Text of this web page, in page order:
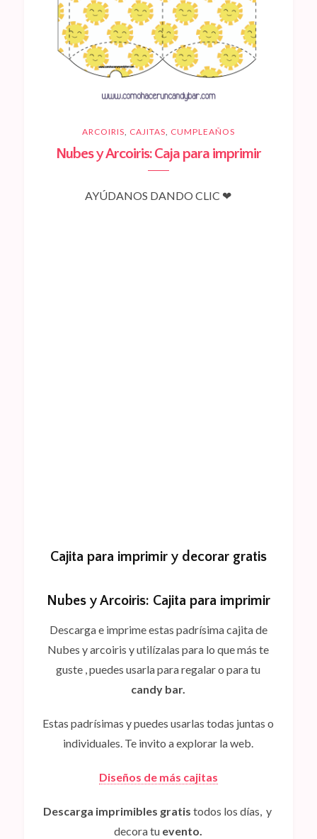
ARCOIRIS, CAJITAS, CUMPLEAÑOS
Nubes y Arcoiris: Caja para imprimir
AYÚDANOS DANDO CLIC ❤
Cajita para imprimir y decorar gratis
Nubes y Arcoiris: Cajita para imprimir
Descarga e imprime estas padrísima cajita de
Nubes y arcoiris y utilízalas para lo que más te
guste , puedes usarla para regalar o para tu
candy bar.
Estas padrísimas y puedes usarlas todas juntas o
individuales. Te invito a explorar la web.
Diseños de más cajitas
Descarga imprimibles gratis todos los días, y
decora tu evento.